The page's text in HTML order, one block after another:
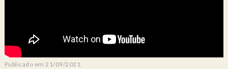
Publicado em 21/09/2021.